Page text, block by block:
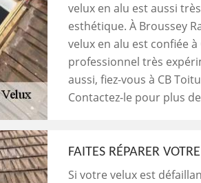
velux en alu est aussi
esthétique. À Broussey
velux en alu est confiée
professionnel très
aussi, fiez-vous à CB
Contactez-le pour plus
FAITES RÉPARER
Si votre velux est